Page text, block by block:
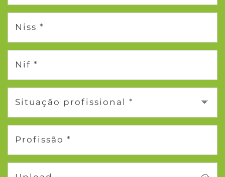
Niss *
Nif *
Situação profissional *
Profissão *